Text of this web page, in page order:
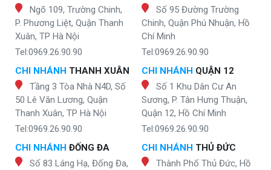
Ngõ 109, Trường Chinh,
P. Phương Liệt, Quận Thanh
Xuân, TP Hà Nội
Tel:0969.26.90.90
CHI NHÁNH THANH XUÂN
Tầng 3 Tòa Nhà N4D, Số
50 Lê Văn Lương, Quận
Thanh Xuân, TP Hà Nội
Tel:0969.26.90.90
CHI NHÁNH ĐỐNG ĐA
Số 83 Láng Hạ, Đống Đa,
Số 95 Đường Trường
Chinh, Quận Phú Nhuận, Hồ
Chí Minh
Tel:0969.26.90.90
CHI NHÁNH QUẬN 12
Số 1 Khu Dân Cư An
Sương, P. Tân Hưng Thuận,
Quận 12, Hồ Chí Minh
Tel:0969.26.90.90
CHI NHÁNH THỦ ĐỨC
Thành Phố Thủ Đức, Hồ